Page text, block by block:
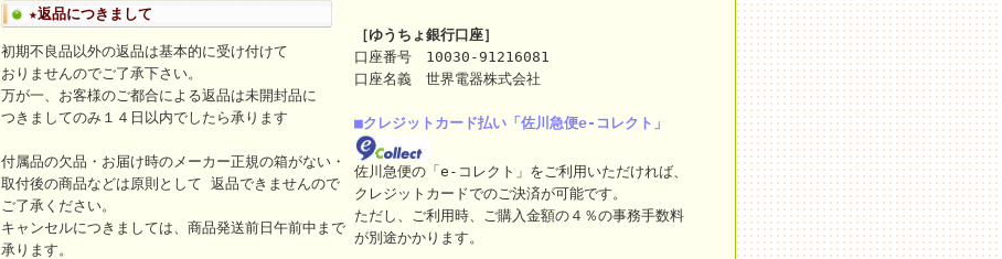
★返品につきまして
初期不良品以外の返品は基本的に受け付けて
おりませんのでご了承下さい。
万が一、お客様のご都合による返品は未開封品に
つきましてのみ１４日以内でしたら承ります
付属品の欠品・お届け時のメーカー正規の箱がない・
取付後の商品などは原則として 返品できませんので
ご了承ください。
キャンセルにつきましては、商品発送前日午前中まで
承ります。
［ゆうちょ銀行口座］
口座番号 10030-91216081
口座名義 世界電器株式会社
■クレジットカード払い「佐川急便e-コレクト」
佐川急便の「e-コレクト」をご利用いただければ、
クレジットカードでのご決済が可能です。
ただし、ご利用時、ご購入金額の４％の事務手数料
が別途かかります。